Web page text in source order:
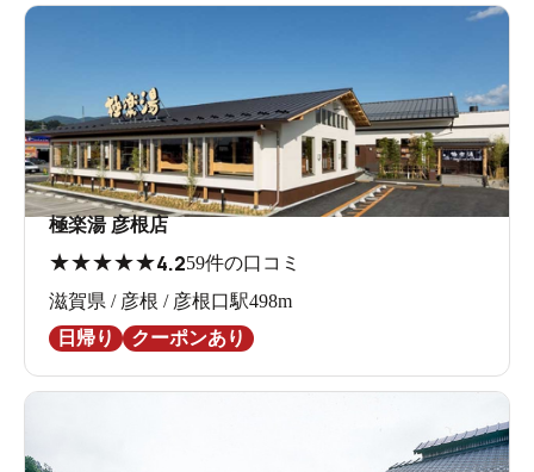
極楽湯 彦根店
★★★★★4.259件の口コミ
滋賀県 / 彦根 / 彦根口駅498m
日帰り
クーポンあり